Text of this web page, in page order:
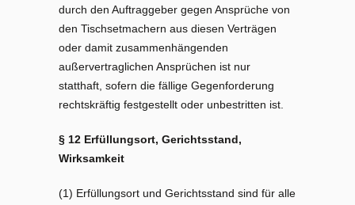
durch den Auftraggeber gegen Ansprüche von
den Tischsetmachern aus diesen Verträgen
oder damit zusammenhängenden
außervertraglichen Ansprüchen ist nur
statthaft, sofern die fällige Gegenforderung
rechtskräftig festgestellt oder unbestritten ist.
§ 12 Erfüllungsort, Gerichtsstand,
Wirksamkeit
(1) Erfüllungsort und Gerichtsstand sind für alle